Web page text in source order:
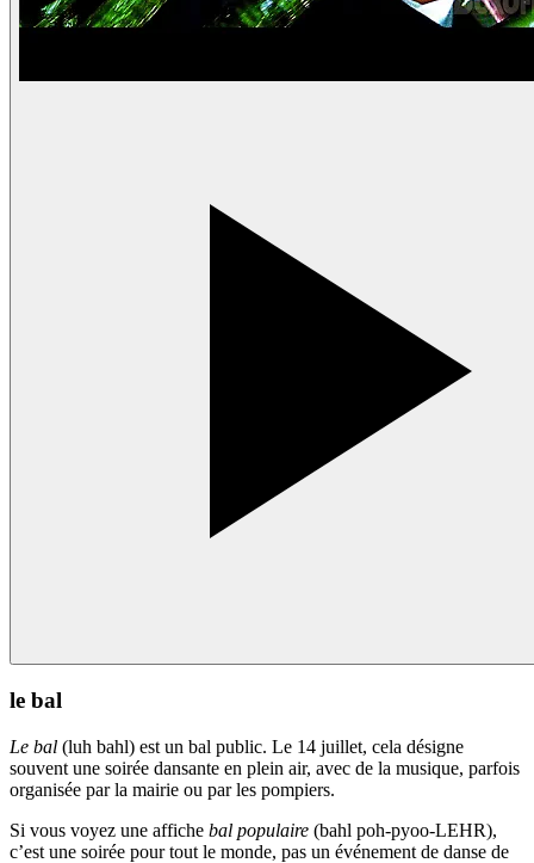
le bal
Le bal (luh bahl) est un bal public. Le 14 juillet, cela désigne
souvent une soirée dansante en plein air, avec de la musique, parfois
organisée par la mairie ou par les pompiers.
Si vous voyez une affiche bal populaire (bahl poh-pyoo-LEHR),
c’est une soirée pour tout le monde, pas un événement de danse de